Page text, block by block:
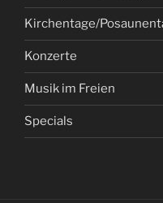
Kirchentage/
Konzerte
Musik im Freien
Specials